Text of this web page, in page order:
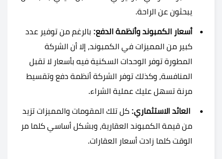
يبحثون عن الراحة.
أسعار الكمبوند وأنظمة الدفع: بالرغم من توفير عدد
كبير من المميزات في الكمبوند، إلا أن الشركة
المطورة توفر الوحدات السكنية فيه بأسعار لا تقبل
المنافسة، وكذلك توفر الشركة أنظمة دفع وتقسيط
مرنة تسهل عليك عملية الشراء.
العائد الاستثماري: كل تلك المقومات والمميزات تزيد
من قيمة الكمبوند العقارية، وبشكل أساسي كلما مر
الوقت كلما زادت أسعار العقارات.